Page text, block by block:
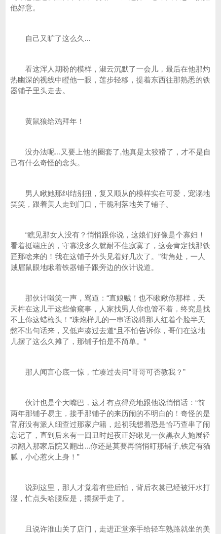
他好意。
自己又旷了这么久...
看这浑人期盼的模样，淑云沉默了一会儿，最后在他那灼
热幽深的视线中瞪他一眼，莲步轻移，提着东西往那熟悉的铁
器铺子里头走去。
黄鼠狼给鸡拜年！
没办法呢...又要上他的圈套了,他真是太狡猾了，才不是自
己有什么奇怪的念头。
男人瞅她那纠结别扭，复又顺从的模样实在可爱，宠溺地
笑笑，跟着美人走到门口，干脆利落地关了铺子。
“瞧见那女人没有？悄悄跟你说，这娘们好像是个寡妇！
看着挺端庄的，守寡没多久就耐不住寂寞了，这会肯定找那铁
匠那啥来的！我在这铺子外头见着好几次了。”街角处，一人
贼眉鼠眼地瞅着铁器铺子跟旁边的伙计说道。
那伙计嗤笑一声，骂道：“直娘贼！也不瞅瞅你那样，天
天杵在这儿干这些偷窥事，人家找男人你也管不着，终究是找
不上你这蜡枪头！”珠炮样儿的一串话说得那人红着个脸半天
憋不出句话来，又低声凑过去道“且不怕告诉你，哥们在这地
儿摆了这么久摊了，那铺子怕是不简单。”
那人闻言心底一惊，忙凑过去问“哥哥可否教我？”
伙计也是个大嘴巴，这才有点得意地跟他说悄悄话：“前
两年那铺子易主，接手那铺子的来历闹的不明白的！奇怪的是
官府没有派人细查过那家户籍，起初我想着恐是恰巧查串了闹
忘记了，直到后来有一回丑时起夜正好瞅见一伙黑衣人施展轻
功翻入那家后院又翻出...你还是莫要再悄悄盯那铺子,铁定有猫
腻，小心惹火上身！”
说到这里，那人才觉着有些后怕，背后衣裳已经被汗水打
湿，忙点头哈腰应是，摆摆手走了。
且说许淮山关了店门，走进正堂亲手给轻车熟路就坐的美